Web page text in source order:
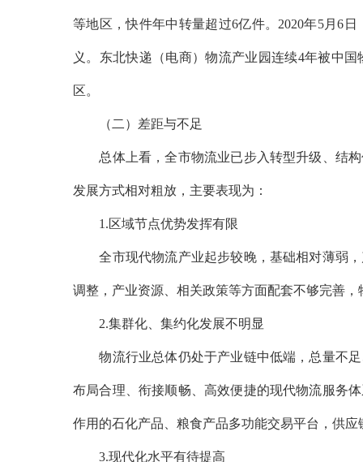
等地区，快件年中转量超过6亿件。2020年5月6
义。东北快递（电商）物流产业园连续4年被中
区。
（二）差距与不足
总体上看，全市物流业已步入转型升级、结构
发展方式相对粗放，主要表现为：
1.区域节点优势发挥有限
全市现代物流产业起步较晚，基础相对薄弱，
调整，产业资源、相关政策等方面配套不够完善
2.集群化、集约化发展不明显
物流行业总体仍处于产业链中低端，总量不足
布局合理、衔接顺畅、高效便捷的现代物流服务
作用的石化产品、粮食产品多功能交易平台，供
3.现代化水平有待提高